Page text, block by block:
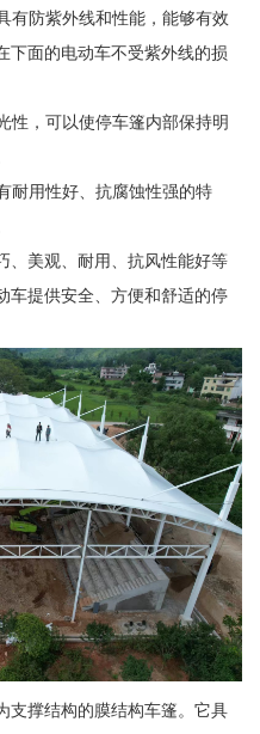
有防紫外线和性能，能够有效
下面的电动车不受紫外线的损
性，可以使停车篷内部保持明
耐用性好、抗腐蚀性强的特
、美观、耐用、抗风性能好等
车提供安全、方便和舒适的停
支撑结构的膜结构车篷。它具